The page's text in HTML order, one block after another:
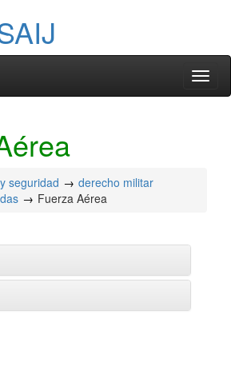
seguridad
derecho militar
Fuerza Aérea